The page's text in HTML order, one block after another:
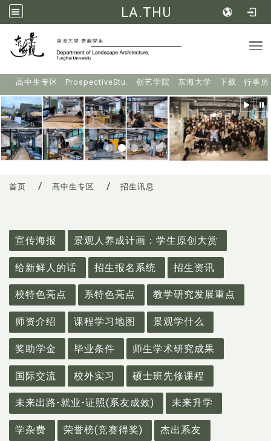
LA.THU
高中生专区 ProspectiveStu. 创艺学院 东海大学 下载 行事历
首页 高中生专区 招生讯息
宣传海报
景观人养成计画：学生原创大赏
给新鲜人的话 招生报名系统 招生资讯
校特色亮点 系特色亮点 教学研究发展重点
师资介绍 课程学习地图 景观学什么
奖助学金 毕业条件 师生学术研究成果
国际交流 校外实习 硕士班先修课程
未来出路-就业-证照(系友成效) 未来升学
学杂费 荣誉榜(竞赛得奖) 杰出系友